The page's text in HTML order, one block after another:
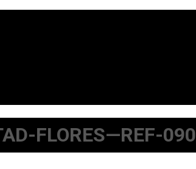
FLORES—REF-090